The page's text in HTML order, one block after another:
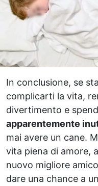
In conclusione, se
complicarti la vita,
divertimento e
apparentemente
mai avere un cane.
vita piena di amore,
nuovo migliore
dare una chance a